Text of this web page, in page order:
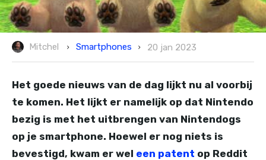
Mitchel Smartphones 20 jan 2023
Het goede nieuws van de dag lijkt nu al voorbij
te komen. Het lijkt er namelijk op dat Nintendo
bezig is met het uitbrengen van Nintendogs
op je smartphone. Hoewel er nog niets is
bevestigd, kwam er wel een patent op Reddit